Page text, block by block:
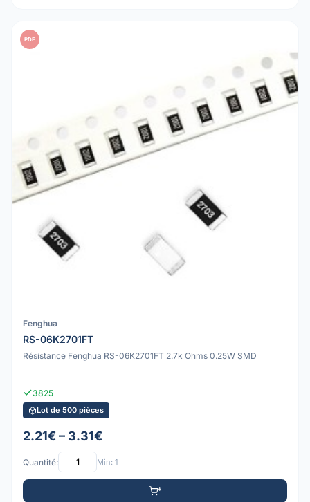
PDF
Fenghua
RS-06K2701FT
Résistance Fenghua RS-06K2701FT 2.7k Ohms 0.25W SMD
3825
Lot de 500 pièces
2.21€ – 3.31€
Quantité: Min: 1